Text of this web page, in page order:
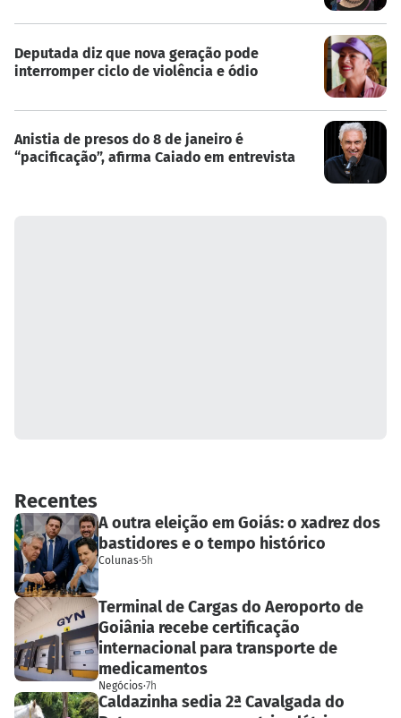
Deputada diz que nova geração pode
interromper ciclo de violência e ódio
Anistia de presos do 8 de janeiro é
“pacificação”, afirma Caiado em entrevista
Recentes
A outra eleição em Goiás: o xadrez dos
bastidores e o tempo histórico
Colunas·5h
Terminal de Cargas do Aeroporto de
Goiânia recebe certificação
internacional para transporte de
medicamentos
Negócios·7h
Caldazinha sedia 2ª Cavalgada do